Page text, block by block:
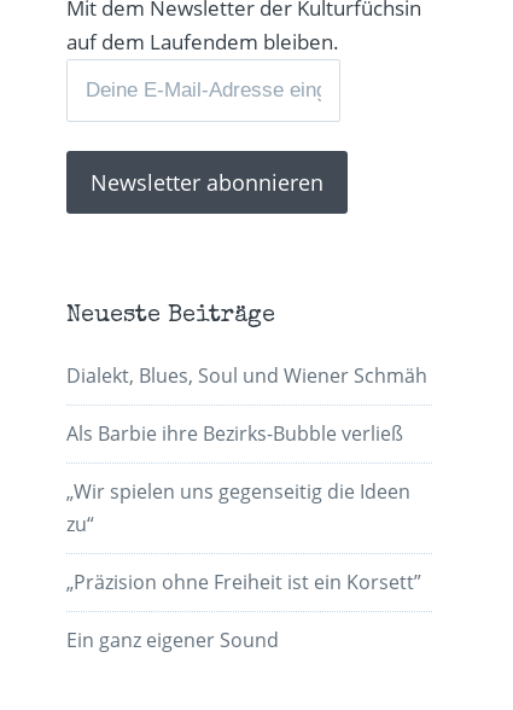
Mit dem Newsletter der Kulturfüchsin
auf dem Laufendem bleiben.
Neueste Beiträge
Dialekt, Blues, Soul und Wiener Schmäh
Als Barbie ihre Bezirks-Bubble verließ
„Wir spielen uns gegenseitig die Ideen
zu“
„Präzision ohne Freiheit ist ein Korsett”
Ein ganz eigener Sound